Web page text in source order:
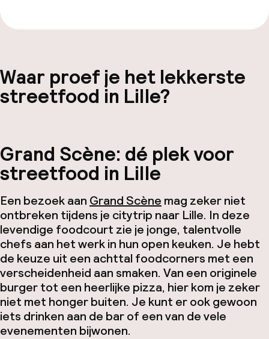
Waar proef je het lekkerste
streetfood in Lille?
Grand Scène: dé plek voor
streetfood in Lille
Een bezoek aan Grand Scène mag zeker niet
ontbreken tijdens je citytrip naar Lille. In deze
levendige foodcourt zie je jonge, talentvolle
chefs aan het werk in hun open keuken. Je hebt
de keuze uit een achttal foodcorners met een
verscheidenheid aan smaken. Van een originele
burger tot een heerlijke pizza, hier kom je zeker
niet met honger buiten. Je kunt er ook gewoon
iets drinken aan de bar of een van de vele
evenementen bijwonen.